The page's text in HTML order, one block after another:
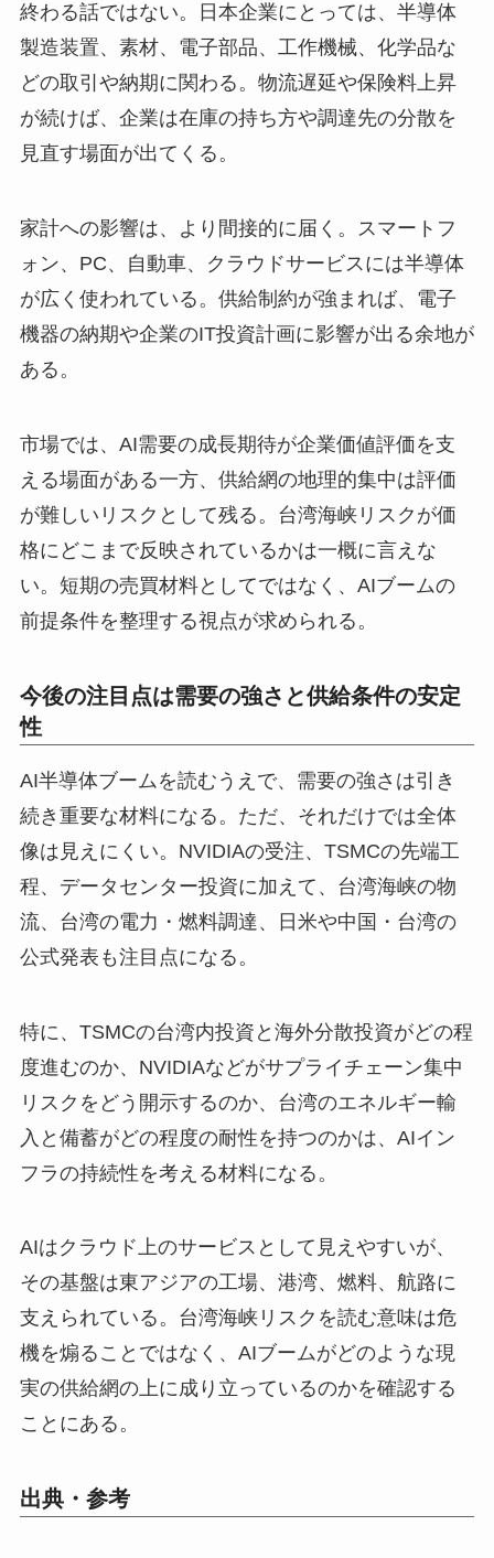
終わる話ではない。日本企業にとっては、半導体
製造装置、素材、電子部品、工作機械、化学品な
どの取引や納期に関わる。物流遅延や保険料上昇
が続けば、企業は在庫の持ち方や調達先の分散を
見直す場面が出てくる。
家計への影響は、より間接的に届く。スマートフ
ォン、PC、自動車、クラウドサービスには半導体
が広く使われている。供給制約が強まれば、電子
機器の納期や企業のIT投資計画に影響が出る余地が
ある。
市場では、AI需要の成長期待が企業価値評価を支
える場面がある一方、供給網の地理的集中は評価
が難しいリスクとして残る。台湾海峡リスクが価
格にどこまで反映されているかは一概に言えな
い。短期の売買材料としてではなく、AIブームの
前提条件を整理する視点が求められる。
今後の注目点は需要の強さと供給条件の安定
性
AI半導体ブームを読むうえで、需要の強さは引き
続き重要な材料になる。ただ、それだけでは全体
像は見えにくい。NVIDIAの受注、TSMCの先端工
程、データセンター投資に加えて、台湾海峡の物
流、台湾の電力・燃料調達、日米や中国・台湾の
公式発表も注目点になる。
特に、TSMCの台湾内投資と海外分散投資がどの程
度進むのか、NVIDIAなどがサプライチェーン集中
リスクをどう開示するのか、台湾のエネルギー輸
入と備蓄がどの程度の耐性を持つのかは、AIイン
フラの持続性を考える材料になる。
AIはクラウド上のサービスとして見えやすいが、
その基盤は東アジアの工場、港湾、燃料、航路に
支えられている。台湾海峡リスクを読む意味は危
機を煽ることではなく、AIブームがどのような現
実の供給網の上に成り立っているのかを確認する
ことにある。
出典・参考